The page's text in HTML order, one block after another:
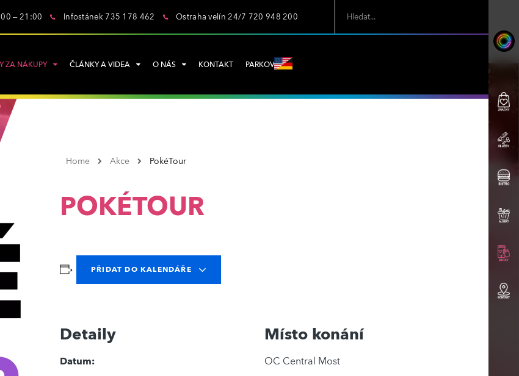
– 21:00 Infostánek 735 178 462 Ostraha velín 24/7 720 948 200
ZA NÁKUPY ČLÁNKY A VIDEA O NÁS KONTAKT PARKOVÁNÍ
Home Akce PokéTour
POKÉTOUR
PŘIDAT DO KALENDÁŘE
Detaily
Datum:
Místo konání
OC Central Most